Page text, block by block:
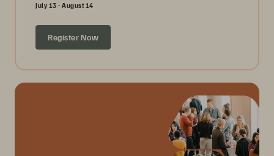
July 13 - August 14
Register Now